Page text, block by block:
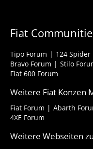
Fiat
Tipo Forum 124 Spider
Bravo Forum
Stilo
Fiat 600 Forum
Weitere Fiat Konzen
Fiat Forum Abarth
4XE Forum
Weitere Webseiten